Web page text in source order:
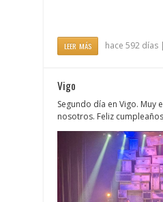
LEER MÁS hace 592 días |
Vigo
Segundo día en Vigo. Muy
nosotros. Feliz cumpleaños